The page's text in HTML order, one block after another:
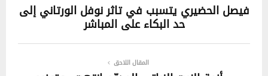
فيصل الحضيري يتسبب في تاثر نوفل الورتاني إلى
حد البكاء على المباشر
المقال اللاحق